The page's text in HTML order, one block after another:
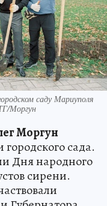
саду Мариуполя
Моргун
Моргун
сада.
Дня народного
сирени.